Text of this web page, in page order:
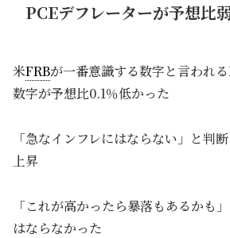
PCEデフレーターが予想比
米FRBが一番意識する数字と言われ
数字が予想比0.1％低かった
「急なインフレにはならない」と判
上昇
「これが高かったら暴落もあるかも
はならなかった